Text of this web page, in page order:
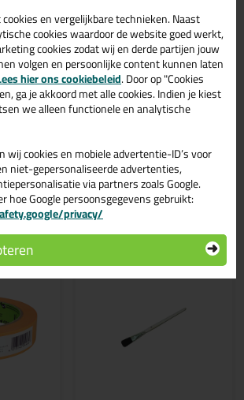
acryl
voor Wegwerpkwast
wordt dit product gebruikt:
producten
en vergelijkbare technieken. Naast
cookies waardoor de website goed werkt,
cookies zodat wij en derde partijen jouw
volgen en persoonlijke content kunnen laten
hier ons cookiebeleid. Door op "Cookies
ga je akkoord met alle cookies. Indien je kiest
we alleen functionele en analytische
wij cookies en mobiele advertentie-ID’s voor
niet-gepersonaliseerde advertenties,
via partners zoals Google.
hoe Google persoonsgegevens gebruikt:
privacy/